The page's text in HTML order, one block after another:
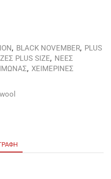
, BLACK NOVEMBER, PLUS
PLUS SIZE, ΝΕΕΣ
, ΧΕΙΜΕΡΙΝΕΣ
wool